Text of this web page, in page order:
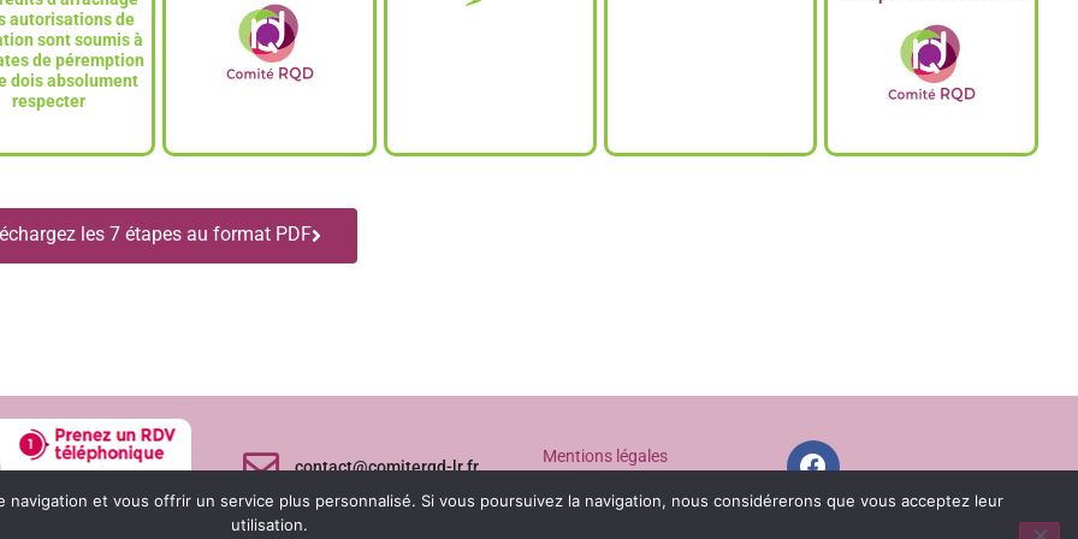
autorisations de
sont soumis à
de péremption
dois absolument
respecter
les 7 étapes au format PDF
contact@comiterqd-lr.fr
Mentions légales
et vous offrir un service plus personnalisé. Si vous poursuivez la navigation, nous considérerons que vous acceptez leur
utilisation.